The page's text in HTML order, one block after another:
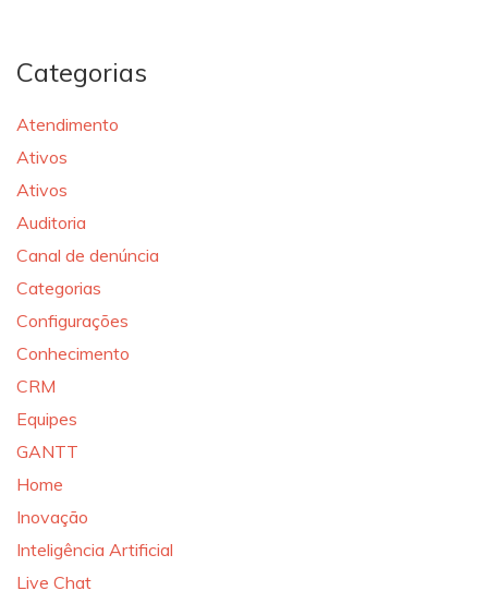
Categorias
Atendimento
Ativos
Ativos
Auditoria
Canal de denúncia
Categorias
Configurações
Conhecimento
CRM
Equipes
GANTT
Home
Inovação
Inteligência Artificial
Live Chat